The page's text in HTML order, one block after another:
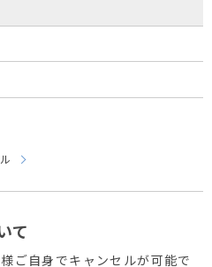
て
ご自身でキャンセルが可能で